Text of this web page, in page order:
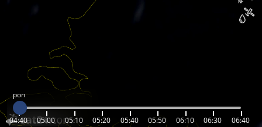
pon
04:40 05:00 05:10 05:20 05:40 05:50 06:10 06:30 06:40